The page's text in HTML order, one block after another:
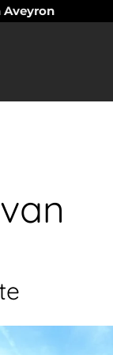
Aveyron